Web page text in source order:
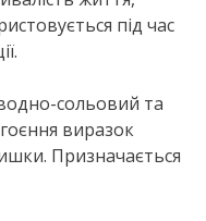
під час
сольовий та
виразок
Призначається